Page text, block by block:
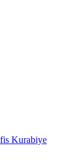
Kurabiye